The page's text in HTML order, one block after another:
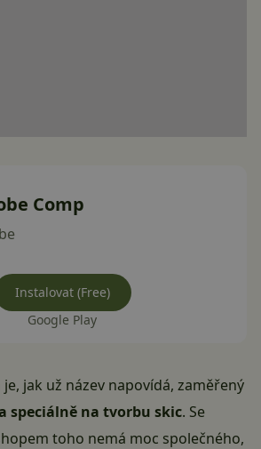
Comp
Instalovat (Free)
Google Play
jak už název napovídá, zaměřený
speciálně na tvorbu skic. Se
toho nemá moc společného,